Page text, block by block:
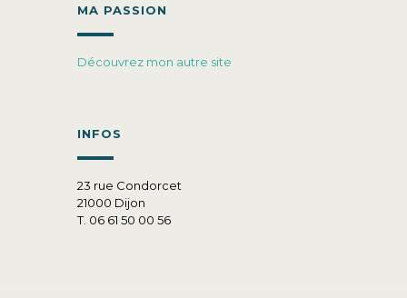
MA PASSION
Découvrez mon autre site
INFOS
23 rue Condorcet
21000 Dijon
T. 06 61 50 00 56